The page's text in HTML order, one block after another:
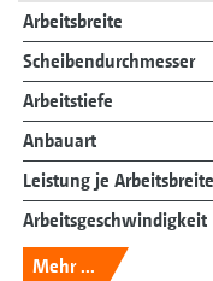
Arbeitsbreite
Scheibendurchmesser
Arbeitstiefe
Anbauart
Leistung je Arbeitsbreite
Arbeitsgeschwindigkeit
Mehr ...